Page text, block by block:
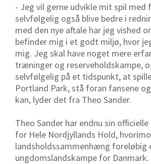
- Jeg vil gerne udvikle mit spil med
selvfølgelig også blive bedre i
med den nye aftale har jeg vished
befinder mig i et godt miljø, hvor
mig. Jeg skal have noget mere
træninger og reserveholdskampe,
selvfølgelig på et tidspunkt, at
Portland Park, stå foran fansene
kan, lyder det fra Theo Sander.
Theo Sander har endnu sin
for Hele Nordjyllands Hold,
landsholdssammenhæng foreløbig
ungdomslandskampe for Danmark.